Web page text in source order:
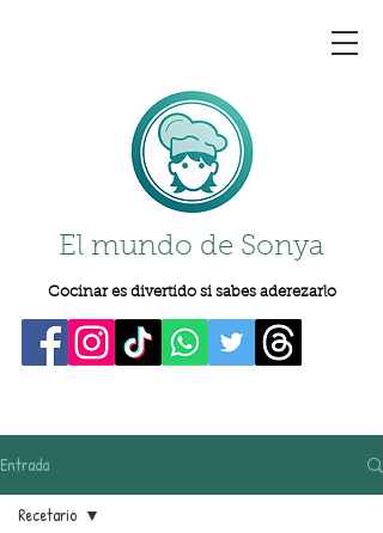
El mundo de Sonya
Cocinar es divertido si sabes aderezarlo
Entrada
Recetario